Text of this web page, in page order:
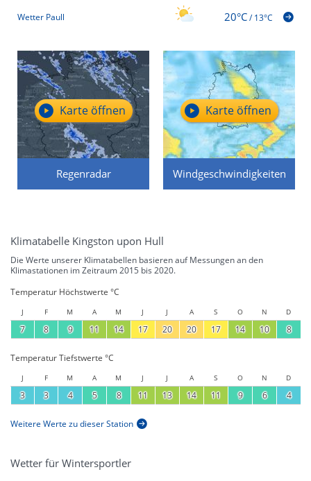
Wetter Paull 20°C/13°C
Regenradar
Karte öffnen
Windgeschwindigkeiten
Karte öffnen
Klimatabelle Kingston upon Hull
Die Werte unserer Klimatabellen basieren auf Messungen an den
Klimastationen im Zeitraum 2015 bis 2020.
Temperatur Höchstwerte °C
J F M A M J J A S O N D
7 8 9 11 14 17 20 20 17 14 10 8
Temperatur Tiefstwerte °C
J F M A M J J A S O N D
3 3 4 5 8 11 13 14 11 9 6 4
Weitere Werte zu dieser Station
Wetter für Wintersportler